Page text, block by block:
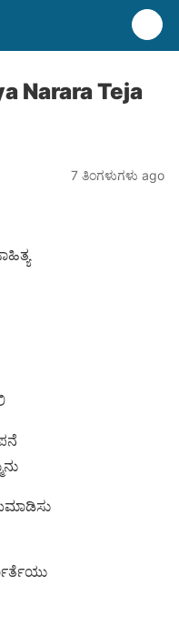
Narara Teja
7 ತಿಂಗಳುಗಳು ago